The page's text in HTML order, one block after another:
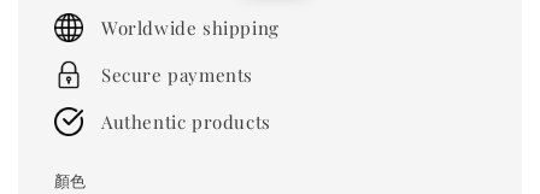
Worldwide shipping
Secure payments
Authentic products
顏色